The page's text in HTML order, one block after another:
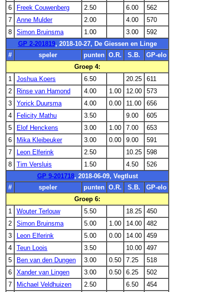
6
Freek Couwenberg 2.50 6.00
562
7
Anne Mulder 2.00 4.00
570
8
Simon Bruinsma 1.00 3.00
592
GP 2-201819, 2018-10-27, De Giessen en Linge
#
speler punten O.R. S.B.
GP-elo
Groep 4:
1
Joshua Koers 6.50 20.25
611
2
Rinse van Hamond 4.00 1.00 12.00
573
3
Yorick Duursma 4.00 0.00 11.00
656
4
Felicity Mathu 3.50 9.00
605
5
Elof Henckens 3.00 1.00 7.00
653
6
Mika Kleibeuker 3.00 0.00 9.00
591
7
Leon Elferink 2.50 10.25
598
8
Tim Versluis 1.50 4.50
526
GP 9-201718, 2018-06-09, Vegtlust
#
speler punten O.R. S.B.
GP-elo
Groep 6:
1
Wouter Terlouw 5.50 18.25
450
2
Simon Bruinsma 5.00 1.00 14.00
482
3
Leon Elferink 5.00 0.00 14.00
459
4
Teun Loois 3.50 10.00
497
5
Ben van den Dungen 3.00 0.50 7.25
518
6
Xander van Lingen 3.00 0.50 6.25
502
7
Michael Veldhuizen 2.50 6.50 454